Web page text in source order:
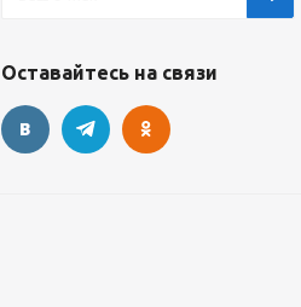
Оставайтесь на связи